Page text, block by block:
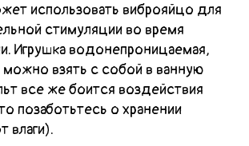
использовать виброяйцо для
стимуляции во время
Игрушка водонепроницаемая,
взять с собой в ванную
все же боится воздействия
позаботьтесь о хранении
влаги).